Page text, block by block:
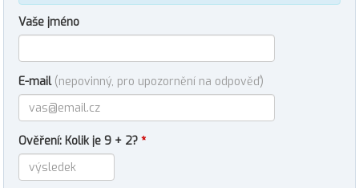
Vaše jméno
E-mail (nepovinný, pro upozornění na odpověď)
Ověření: Kolik je 9 + 2? *